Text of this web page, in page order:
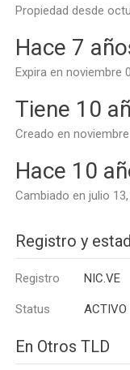
Propiedad desde
Hace 7
Expira en noviembre
Tiene 10
Creado en
Hace 10
Cambiado en julio
Registro y
Registro NIC.VE
Status ACTIVO
En Otros TLD